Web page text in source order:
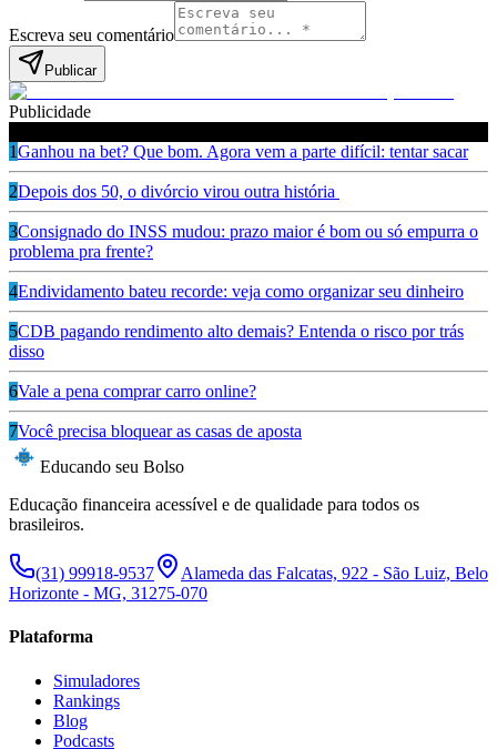
Escreva seu comentário
Publicar
Publicidade
1Ganhou na bet? Que bom. Agora vem a parte difícil: tentar sacar
2Depois dos 50, o divórcio virou outra história
3Consignado do INSS mudou: prazo maior é bom ou só empurra o
problema pra frente?
4Endividamento bateu recorde: veja como organizar seu dinheiro
5CDB pagando rendimento alto demais? Entenda o risco por trás
disso
6Vale a pena comprar carro online?
7Você precisa bloquear as casas de aposta
Educando seu Bolso
Educação financeira acessível e de qualidade para todos os
brasileiros.
(31) 99918-9537
Alameda das Falcatas, 922 - São Luiz, Belo
Horizonte - MG, 31275-070
Plataforma
Simuladores
Rankings
Blog
Podcasts